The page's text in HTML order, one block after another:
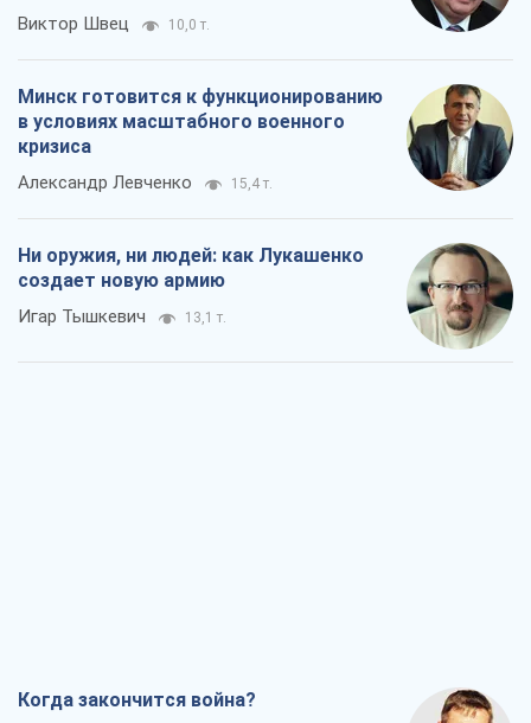
Виктор Швец 10,0 т.
Минск готовится к функционированию
в условиях масштабного военного
кризиса
Александр Левченко 15,4 т.
Ни оружия, ни людей: как Лукашенко
создает новую армию
Игар Тышкевич 13,1 т.
Когда закончится война?